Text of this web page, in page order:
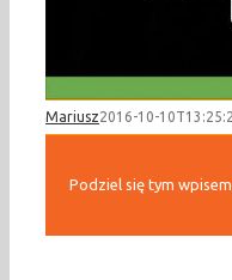
Mariusz2016-10-
Podziel się tym